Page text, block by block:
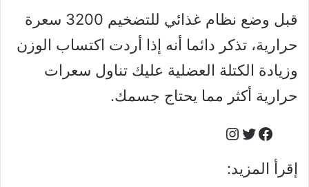
قبل وضع نظام غذائي للتضخيم 3200 سعرة
حرارية، تذكر دائما أنه إذا أردت اكتساب الوزن
وزيادة الكتلة العضلية عليك تناول سعرات
حرارية أكثر مما يحتاج جسمك.
Facebook
Twitter
Instagram
إقرأ المزيد: